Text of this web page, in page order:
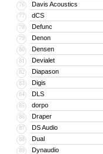
76 Davis Acoustics
77 dCS
78 Defunc
79 Denon
80 Densen
81 Devialet
82 Diapason
83 Digis
84 DLS
85 dorpo
86 Draper
87 DS Audio
88 Dual
89 Dynaudio